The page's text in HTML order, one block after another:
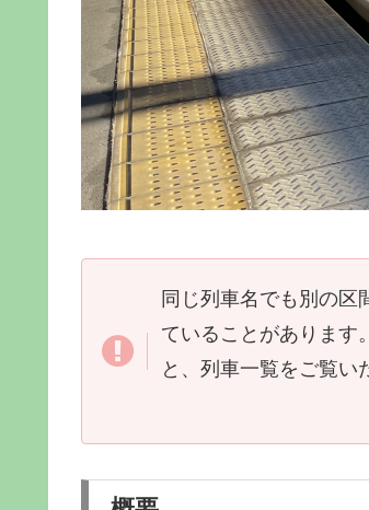
同じ列車名でも別の区
ていることがあります
と、列車一覧をご覧い